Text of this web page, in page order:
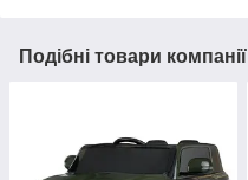
Подібні товари компанії